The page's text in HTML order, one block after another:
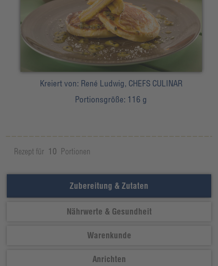
Kreiert von: René Ludwig, CHEFS CULINAR
Portionsgröße: 116 g
Rezept für 10 Portionen
Zubereitung & Zutaten
Nährwerte & Gesundheit
Warenkunde
Anrichten